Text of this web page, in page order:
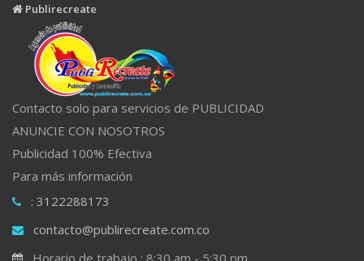
Publirecreate
Contacto solo para servicios de PUBLICIDAD
ANUNCIE CON NOSOTROS
Publicidad 100% Efectiva
Para más información
: 3122288173
contacto@publirecreate.com.co
Horario de trabajo : 8:30 am - 5:30 pm